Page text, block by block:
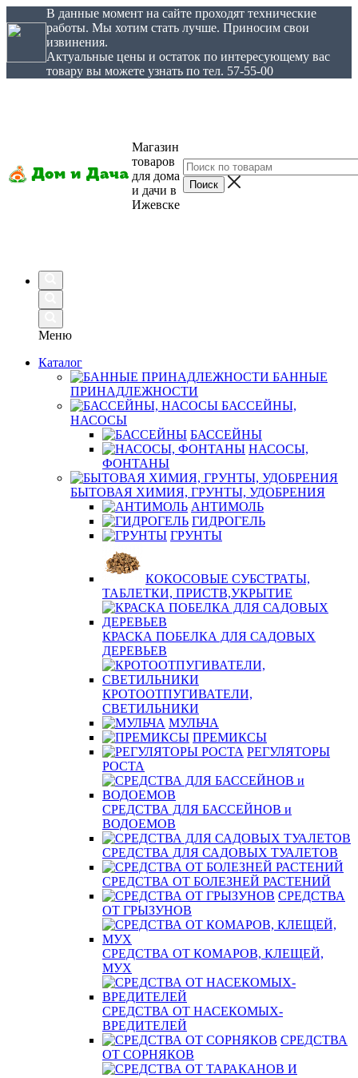
В данные момент на сайте проходят технические
работы. Мы хотим стать лучше. Приносим свои
извинения.
Актуальные цены и остаток по интересующему вас
товару вы можете узнать по тел. 57-55-00
Магазин
товаров
для дома
и дачи в
Ижевске
Меню
Каталог
БАННЫЕ
ПРИНАДЛЕЖНОСТИ
БАССЕЙНЫ,
НАСОСЫ
БАССЕЙНЫ
НАСОСЫ,
ФОНТАНЫ
БЫТОВАЯ ХИМИЯ, ГРУНТЫ, УДОБРЕНИЯ
АНТИМОЛЬ
ГИДРОГЕЛЬ
ГРУНТЫ
КОКОСОВЫЕ СУБСТРАТЫ,
ТАБЛЕТКИ, ПРИСТВ,УКРЫТИЕ
КРАСКА ПОБЕЛКА ДЛЯ САДОВЫХ
ДЕРЕВЬЕВ
КРОТООТПУГИВАТЕЛИ,
СВЕТИЛЬНИКИ
МУЛЬЧА
ПРЕМИКСЫ
РЕГУЛЯТОРЫ
РОСТА
СРЕДСТВА ДЛЯ БАССЕЙНОВ и
ВОДОЕМОВ
СРЕДСТВА ДЛЯ САДОВЫХ ТУАЛЕТОВ
СРЕДСТВА ОТ БОЛЕЗНЕЙ РАСТЕНИЙ
СРЕДСТВА
ОТ ГРЫЗУНОВ
СРЕДСТВА ОТ КОМАРОВ, КЛЕЩЕЙ,
МУХ
СРЕДСТВА ОТ НАСЕКОМЫХ-
ВРЕДИТЕЛЕЙ
СРЕДСТВА
ОТ СОРНЯКОВ